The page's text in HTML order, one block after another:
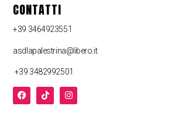
CONTATTI
+39 3464923551
asdlapalestrina@libero.it
+39 3482992501